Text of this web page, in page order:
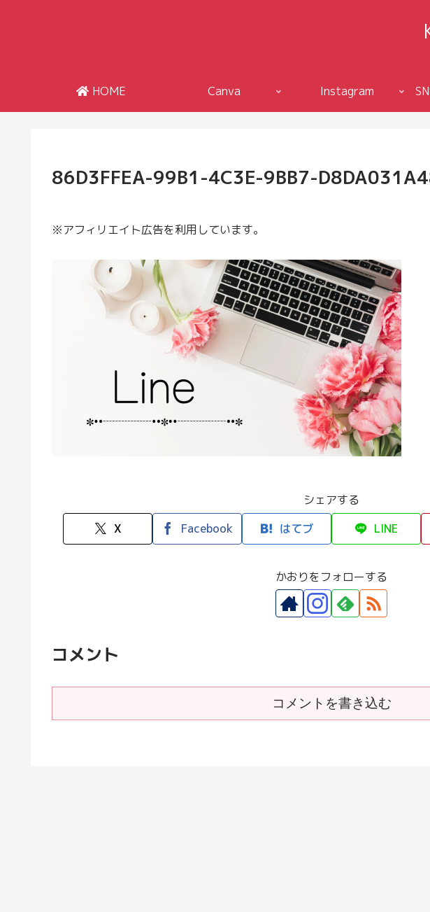
HOME Canva Instagram
86D3FFEA-99B1-4C3E-9BB7-
※アフィリエイト広告を利用しています。
シェアする
X
Facebook はてブ LINE
かおりをフォローする
コメント
コメントを書き込む